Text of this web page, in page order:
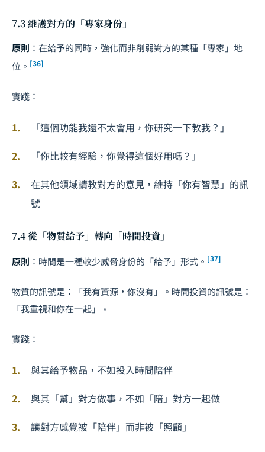
7.3 維護對方的「專家身份」
原則 ：在給予的同時，強化而非削弱對方的某種「專家」地
位。 [36]
實踐：
「這個功能我還不太會用，你研究一下教我？」
「你比較有經驗，你覺得這個好用嗎？」
在其他領域請教對方的意見，維持「你有智慧」的訊
號
7.4 從「物質給予」轉向「時間投資」
原則 ：時間是一種較少威脅身份的「給予」形式。 [37]
物質的訊號是：「我有資源，你沒有」。時間投資的訊號是：
「我重視和你在一起」。
實踐：
與其給予物品，不如投入時間陪伴
與其「幫」對方做事，不如「陪」對方一起做
讓對方感覺被「陪伴」而非被「照顧」